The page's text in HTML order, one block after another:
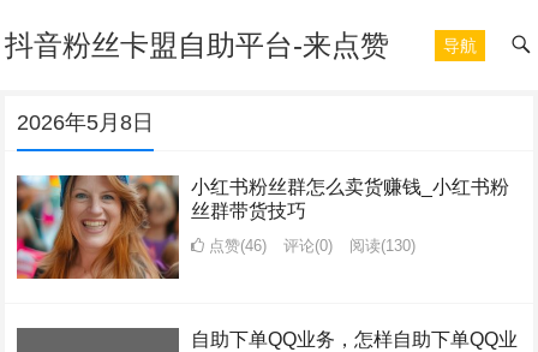
抖音粉丝卡盟自助平台-来点赞 导航
2026年5月8日
小红书粉丝群怎么卖货赚钱_小红书粉
丝群带货技巧
点赞(46) 评论(0) 阅读(130)
自助下单QQ业务，怎样自助下单QQ业